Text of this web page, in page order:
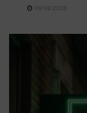
09/08/2026